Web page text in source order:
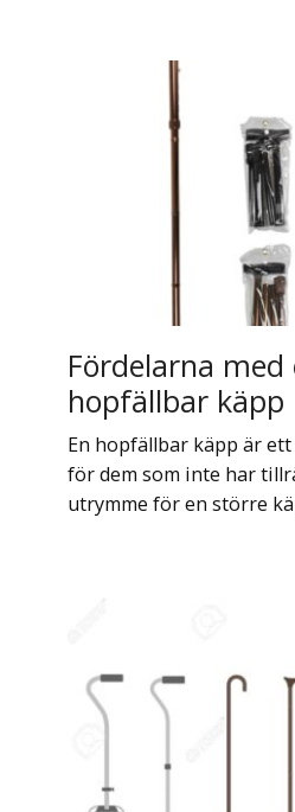
Fördelarna med
hopfällbar käpp
En hopfällbar käpp är
för dem som inte har
utrymme för en större